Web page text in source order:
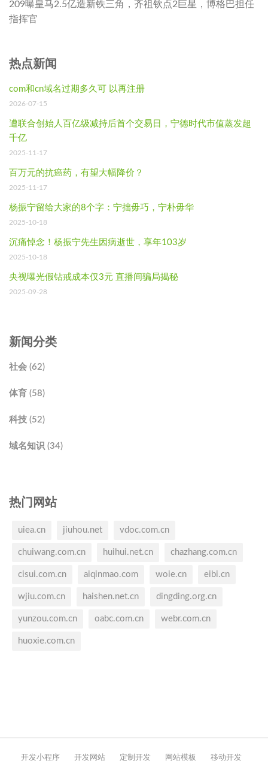
209曝皇马2.5亿造新铁三角，齐祖钦点2巨星，博格巴担任
指挥官
热点新闻
com和cn域名过期多久可 以再注册
2026-07-15
遭联合创始人百亿级减持后首个交易日，宁德时代市值蒸发超
千亿
2025-11-17
百万元的抗癌药，有望大幅降价？
2025-11-17
杨振宁留给大家的8个字：宁拙毋巧，宁朴毋华
2025-10-18
沉痛悼念！杨振宁先生因病逝世，享年103岁
2025-10-18
央视曝光假钻戒成本仅3元 直播间骗局揭秘
2025-09-28
新闻分类
社会 (62)
体育 (58)
科技 (52)
域名知识 (34)
热门网站
uiea.cn jiuhou.net vdoc.com.cn
chuiwang.com.cn huihui.net.cn chazhang.com.cn
cisui.com.cn aiqinmao.com woie.cn eibi.cn
wjiu.com.cn haishen.net.cn dingding.org.cn
yunzou.com.cn oabc.com.cn webr.com.cn
huoxie.com.cn
开发小程序 开发网站 定制开发 网站模板 移动开发